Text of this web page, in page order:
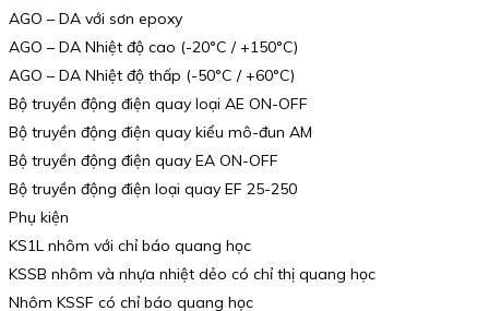
AGO – DA với sơn epoxy
AGO – DA Nhiệt độ cao (-20°C / +150°C)
AGO – DA Nhiệt độ thấp (-50°C / +60°C)
Bộ truyền động điện quay loại AE ON-OFF
Bộ truyền động điện quay kiểu mô-đun AM
Bộ truyền động điện quay EA ON-OFF
Bộ truyền động điện loại quay EF 25-250
Phụ kiện
KS1L nhôm với chỉ báo quang học
KSSB nhôm và nhựa nhiệt dẻo có chỉ thị quang học
Nhôm KSSF có chỉ báo quang học